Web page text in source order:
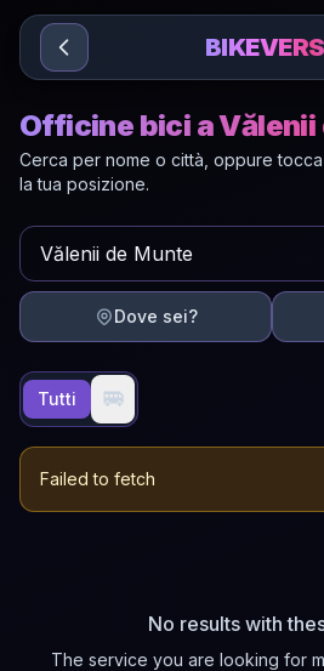
Sari la conținut
Officine bici a Vălenii
Cerca per nome o città, oppure
la tua posizione.
Dove sei?
Tutti 🚐
Failed to fetch
No results with
The service you are looking for